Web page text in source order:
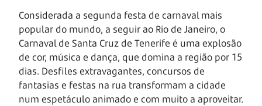
Considerada a segunda festa de carnaval mais
popular do mundo, a seguir ao Rio de Janeiro, o
Carnaval de Santa Cruz de Tenerife é uma explosão
de cor, música e dança, que domina a região por 15
dias. Desfiles extravagantes, concursos de
fantasias e festas na rua transformam a cidade
num espetáculo animado e com muito a aproveitar.